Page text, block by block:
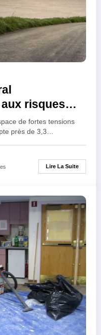
risques
inondations
de fortes tensions
près de 3,3…
Lire La Suite